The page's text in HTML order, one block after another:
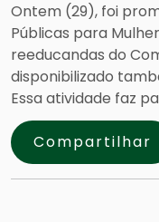
Ontem (29), foi
Públicas para
reeducandas do
disponibilizado
Essa atividade faz
Compartilhar